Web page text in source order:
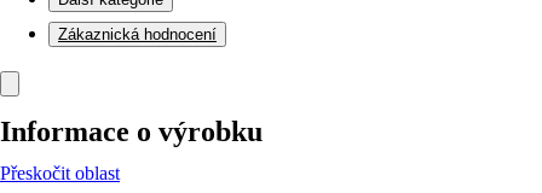
Zákaznická hodnocení
Informace o výrobku
Přeskočit oblast